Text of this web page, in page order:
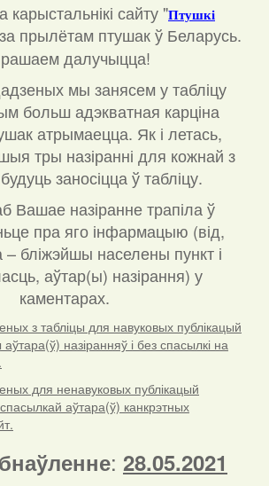
сайту "Птушкі
прылётам птушак ў Беларусь.
далучыцца!
мы занясем у табліцу
больш адэкватная карціна
атрымаецца. Як і летась,
тры назіранні для кожнай з
заносіцца ў табліцу.
Вашае назіранне трапіла ў
пра яго інфармацыю (від,
бліжэйшы населены пункт і
аўтар(ы) назірання) у
каментарах.
з табліцы для навуковых публікацый
назіранняў і без спасылкі на
для ненавуковых публікацый
аўтара(ў) канкрэтных
: 28.05.2021